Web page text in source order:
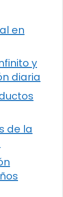
en
y
diaria
de la